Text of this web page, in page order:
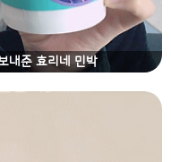
내준 효리네 민박